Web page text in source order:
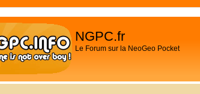
NGPC.fr
Le Forum sur la NeoGeo Pocket